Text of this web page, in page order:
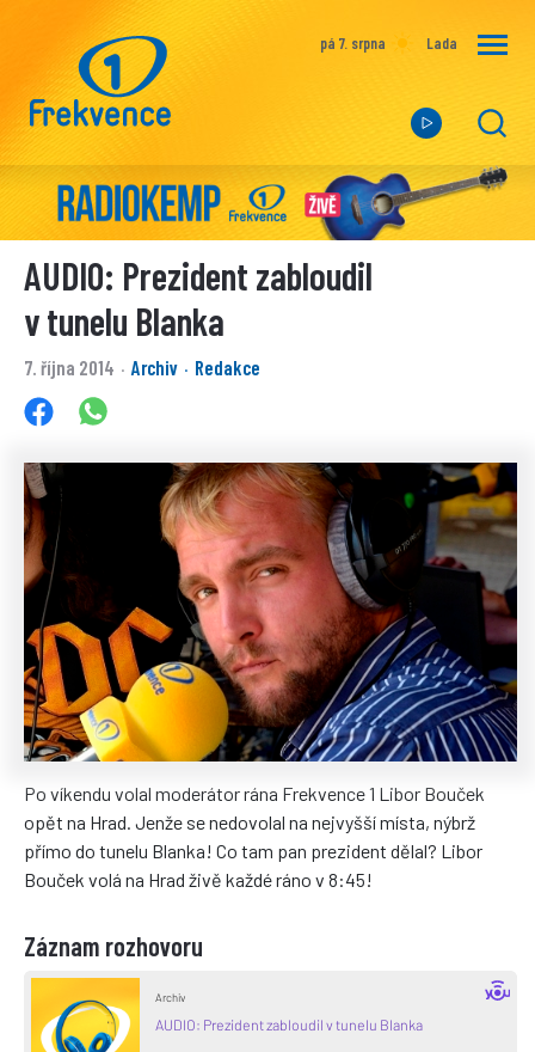
pá 7. srpna Lada
AUDIO: Prezident zabloudil
v tunelu Blanka
7. října 2014 · Archiv · Redakce
Po víkendu volal moderátor rána Frekvence 1 Libor Bouček
opět na Hrad. Jenže se nedovolal na nejvyšší místa, nýbrž
přímo do tunelu Blanka! Co tam pan prezident dělal? Libor
Bouček volá na Hrad živě každé ráno v 8:45!
Záznam rozhovoru